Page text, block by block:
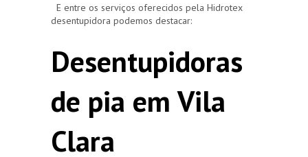
E entre os serviços oferecidos pela Hidrotex
desentupidora podemos destacar:
Desentupidoras
de pia em Vila
Clara